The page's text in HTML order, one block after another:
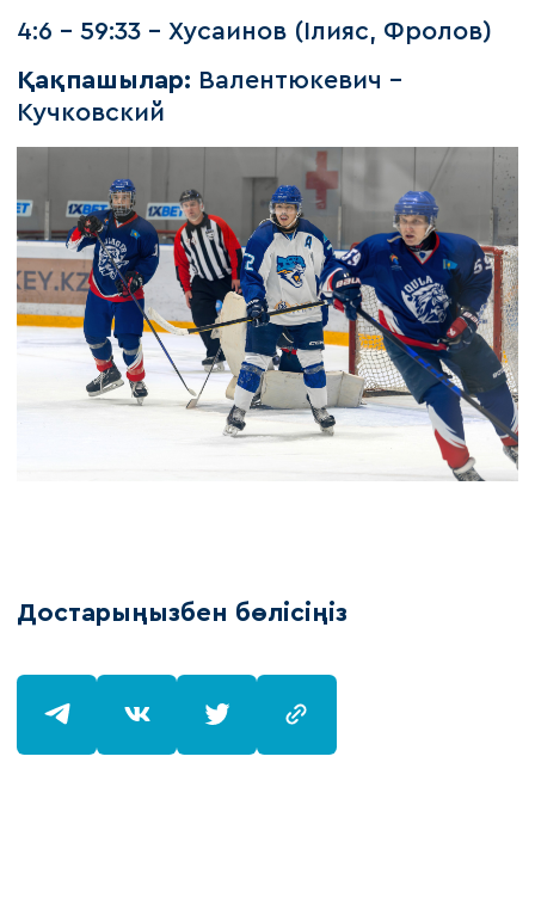
4:6 – 59:33 – Хусаинов (Ілияс, Фролов)
Қақпашылар: Валентюкевич -
Кучковский
Достарыңызбен бөлісіңіз